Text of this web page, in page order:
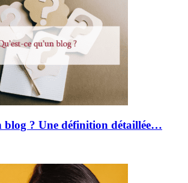
blog ? Une définition détaillée…